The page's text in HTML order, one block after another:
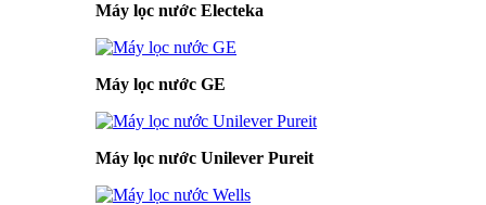
Máy lọc nước Electeka
Máy lọc nước GE
Máy lọc nước Unilever Pureit